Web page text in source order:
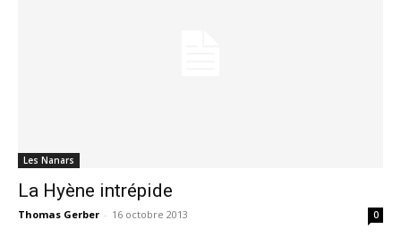
Les Nanars
La Hyène intrépide
Thomas Gerber - 16 octobre 2013 0